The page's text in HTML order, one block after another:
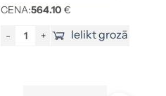
CENA:564.10 €
- + Ielikt grozā